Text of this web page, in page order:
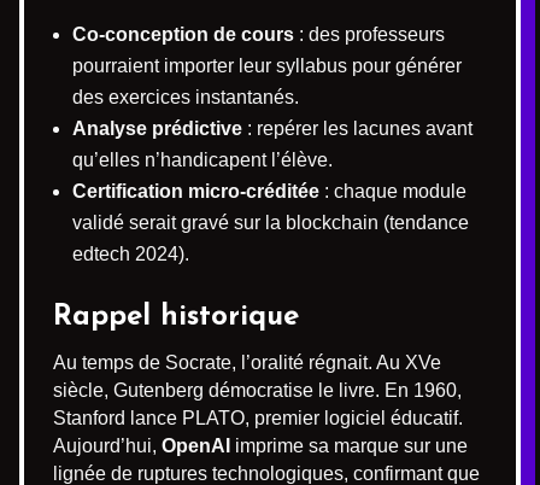
Co-conception de cours : des professeurs
pourraient importer leur syllabus pour générer
des exercices instantanés.
Analyse prédictive : repérer les lacunes avant
qu’elles n’handicapent l’élève.
Certification micro-créditée : chaque module
validé serait gravé sur la blockchain (tendance
edtech 2024).
Rappel historique
Au temps de Socrate, l’oralité régnait. Au XVe
siècle, Gutenberg démocratise le livre. En 1960,
Stanford lance PLATO, premier logiciel éducatif.
Aujourd’hui, OpenAI imprime sa marque sur une
lignée de ruptures technologiques, confirmant que